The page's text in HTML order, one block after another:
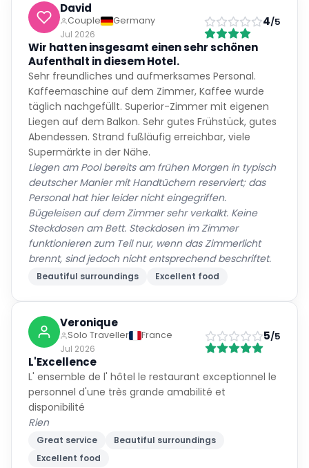
David
Couple
Germany
Jul 2026
4/5
Wir hatten insgesamt einen sehr schönen
Aufenthalt in diesem Hotel.
Sehr freundliches und aufmerksames Personal.
Kaffeemaschine auf dem Zimmer, Kaffee wurde
täglich nachgefüllt. Superior-Zimmer mit eigenen
Liegen auf dem Balkon. Sehr gutes Frühstück, gutes
Abendessen. Strand fußläufig erreichbar, viele
Supermärkte in der Nähe.
Liegen am Pool bereits am frühen Morgen in typisch
deutscher Manier mit Handtüchern reserviert; das
Personal hat hier leider nicht eingegriffen.
Bügeleisen auf dem Zimmer sehr verkalkt. Keine
Steckdosen am Bett. Steckdosen im Zimmer
funktionieren zum Teil nur, wenn das Zimmerlicht
brennt, sind jedoch nicht entsprechend beschriftet.
Beautiful surroundings Excellent food
Veronique
Solo Traveller
France
Jul 2026
5/5
L'Excellence
L' ensemble de l' hôtel le restaurant exceptionnel le
personnel d'une très grande amabilité et
disponibilité
Rien
Great service
Beautiful surroundings
Excellent food